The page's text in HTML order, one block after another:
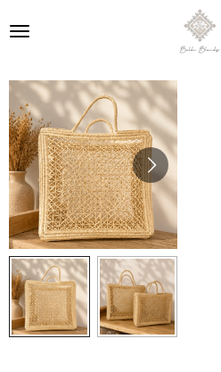
direct
de
hoofdinhoud